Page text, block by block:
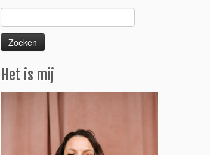
Zoeken
naar:
Het is mij